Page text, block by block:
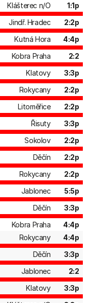
Klášterec n/O
1:1p
Jindř. Hradec
2:2p
Kutná Hora
4:4p
Kobra Praha
2:2
Klatovy
3:3p
Rokycany
2:2p
Litoměřice
2:2p
Řisuty
3:3p
Sokolov
2:2p
Děčín
2:2p
Rokycany
2:2p
Jablonec
5:5p
Děčín
3:3p
Kobra Praha
4:4p
Rokycany
4:4p
Děčín
3:3p
Jablonec
2:2
Klatovy
3:3p